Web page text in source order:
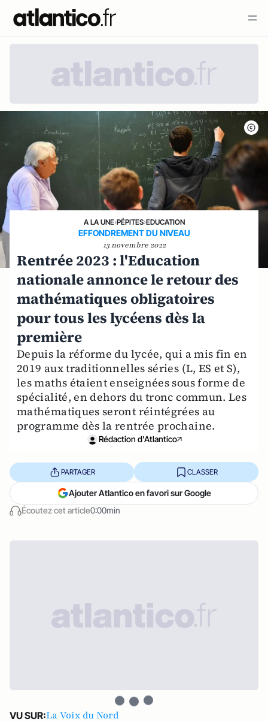
A LA UNE›PÉPITES›EDUCATION
EFFONDREMENT DU NIVEAU
13 novembre 2022
Rentrée 2023 : l'Education
nationale annonce le retour des
mathématiques obligatoires
pour tous les lycéens dès la
première
Depuis la réforme du lycée, qui a mis fin en
2019 aux traditionnelles séries (L, ES et S),
les maths étaient enseignées sous forme de
spécialité, en dehors du tronc commun. Les
mathématiques seront réintégrées au
programme dès la rentrée prochaine.
Rédaction d'Atlantico
Écoutez cet article0:00min
PARTAGER CLASSER
Ajouter Atlantico en favori sur Google
VU SUR:La Voix du Nord